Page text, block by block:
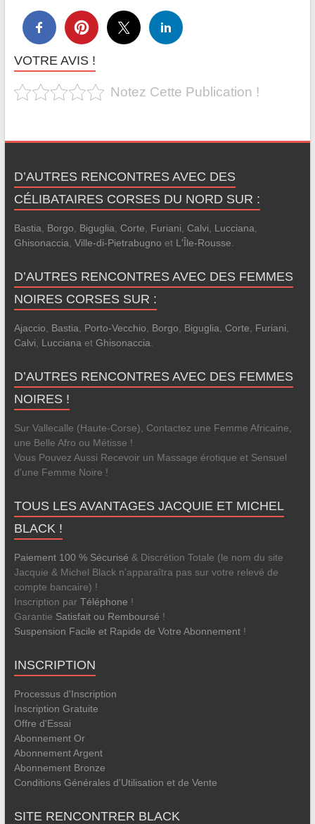
VOTRE AVIS !
Notez Cette Publication !
D’AUTRES RENCONTRES AVEC DES
CÉLIBATAIRES CORSES DU NORD SUR :
Bastia Borgo Biguglia Corte Furiani Calvi Lucciana
Ghisonaccia Ville-di-Pietrabugno et L'Île-Rousse
D’AUTRES RENCONTRES AVEC DES FEMMES
NOIRES CORSES SUR :
Ajaccio Bastia Porto-Vecchio Borgo Biguglia Corte Furiani
Calvi
Lucciana et Ghisonaccia
D’AUTRES RENCONTRES AVEC DES FEMMES
NOIRES !
Sur Vallecalle (Haute-Corse), Contactez une Femme Africaine,
une Belle Afro ou Métisse !
Vous Pouvez Aussi Recevoir un Massage érotique et Sensuel
d'une Femme Noire !
TOUS LES AVANTAGES JACQUIE ET MICHEL
BLACK !
Paiement 100 % Sécurisé & Discrétion Totale (le nom du site
Jacquie & Michel Black n’apparaîtra pas sur votre relevé de
compte bancaire) !
Inscription par Téléphone !
Garantie Satisfait ou Remboursé !
Suspension Facile et Rapide de Votre Abonnement!
INSCRIPTION
Processus d'Inscription
Inscription Gratuite
Offre d'Essai
Abonnement Or
Abonnement Argent
Abonnement Bronze
Conditions Générales d'Utilisation et de Vente
SITE RENCONTRER BLACK